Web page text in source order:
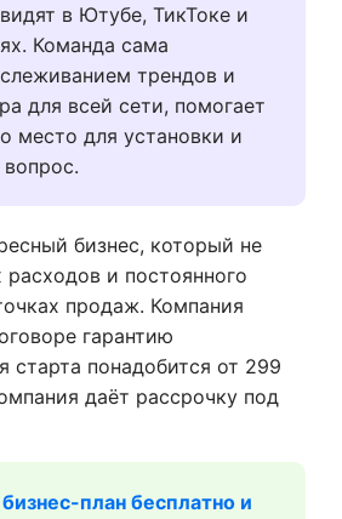
в Ютубе, ТикТоке и
Команда сама
трендов и
для всей сети, помогает
место для установки и
бизнес, который не
и постоянного
продаж. Компания
гарантию
старта понадобится от 299
даёт рассрочку под
план бесплатно и